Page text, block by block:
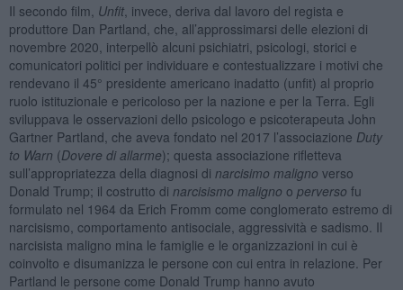
Il secondo film, Unfit, invece, deriva dal lavoro del regista e
produttore Dan Partland, che, all’approssimarsi delle elezioni di
novembre 2020, interpellò alcuni psichiatri, psicologi, storici e
comunicatori politici per individuare e contestualizzare i motivi che
rendevano il 45° presidente americano inadatto (unfit) al proprio
ruolo istituzionale e pericoloso per la nazione e per la Terra. Egli
sviluppava le osservazioni dello psicologo e psicoterapeuta John
Gartner Partland, che aveva fondato nel 2017 l’associazione Duty
to Warn (Dovere di allarme); questa associazione rifletteva
sull’appropriatezza della diagnosi di narcisimo maligno verso
Donald Trump; il costrutto di narcisismo maligno o perverso fu
formulato nel 1964 da Erich Fromm come conglomerato estremo di
narcisismo, comportamento antisociale, aggressività e sadismo. Il
narcisista maligno mina le famiglie e le organizzazioni in cui è
coinvolto e disumanizza le persone con cui entra in relazione. Per
Partland le persone come Donald Trump hanno avuto